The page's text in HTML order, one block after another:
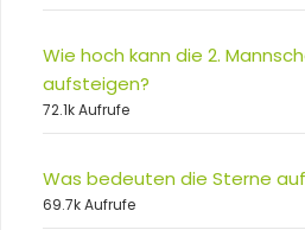
Wie hoch kann die 2.
aufsteigen?
72.1k Aufrufe
Was bedeuten die Sterne
69.7k Aufrufe